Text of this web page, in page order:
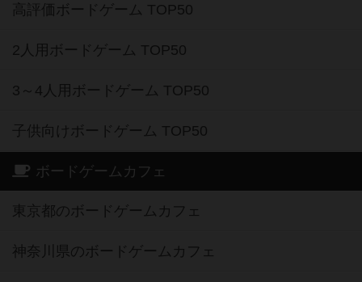
高評価ボードゲーム TOP50
2人用ボードゲーム TOP50
3～4人用ボードゲーム TOP50
子供向けボードゲーム TOP50
ボードゲームカフェ
東京都のボードゲームカフェ
神奈川県のボードゲームカフェ